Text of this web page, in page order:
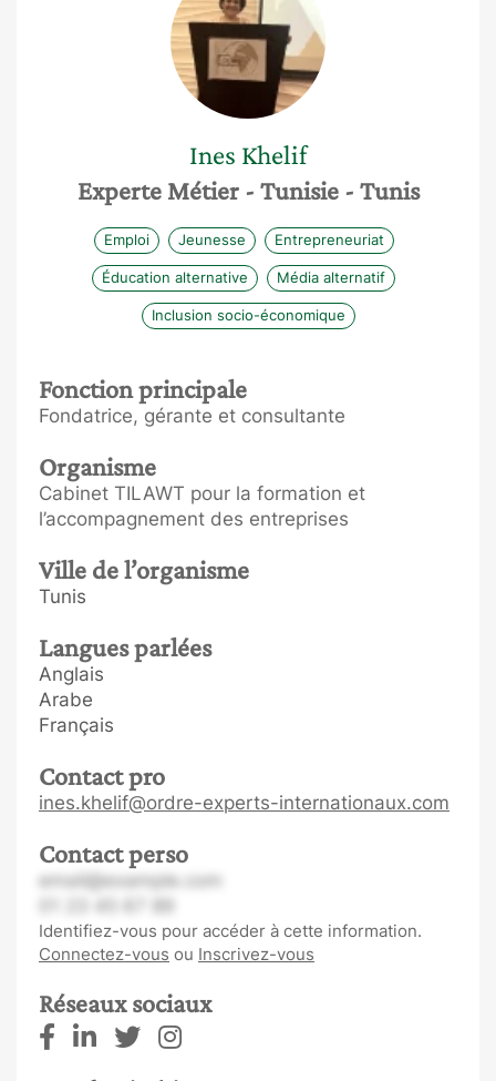
Ines Khelif
Experte Métier - Tunisie - Tunis
Emploi Jeunesse Entrepreneuriat
Éducation alternative Média alternatif
Inclusion socio-économique
Fonction principale
Fondatrice, gérante et consultante
Organisme
Cabinet TILAWT pour la formation et
l’accompagnement des entreprises
Ville de l’organisme
Tunis
Langues parlées
Anglais
Arabe
Français
Contact pro
ines.khelif@ordre-experts-internationaux.com
Contact perso
email@example.com
Identifiez-vous pour accéder à cette information.
Connectez-vous ou Inscrivez-vous
Réseaux sociaux